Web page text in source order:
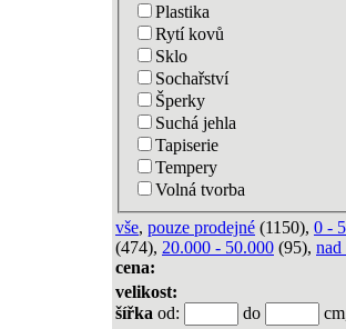
Plastika
Rytí kovů
Sklo
Sochařství
Šperky
Suchá jehla
Tapiserie
Tempery
Volná tvorba
vše, pouze prodejné (1150), 0 -
(474), 20.000 - 50.000 (95),
cena:
velikost:
šířka od: do